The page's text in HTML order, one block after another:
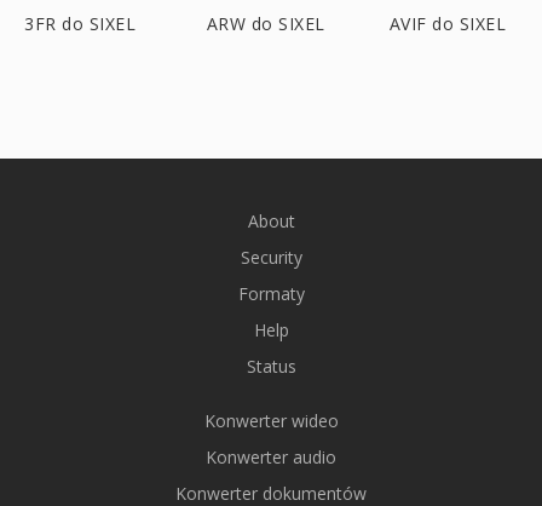
3FR do SIXEL ARW do SIXEL AVIF do SIXEL
About
Security
Formaty
Help
Status
Konwerter wideo
Konwerter audio
Konwerter dokumentów